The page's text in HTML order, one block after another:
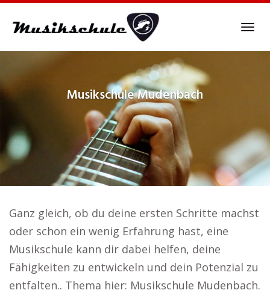
MusikschuleMudenbach
Ganz gleich, ob du deine ersten Schritte machst
oder schon ein wenig Erfahrung hast, eine
Musikschule kann dir dabei helfen, deine
Fähigkeiten zu entwickeln und dein Potenzial zu
entfalten.. Thema hier: Musikschule Mudenbach.